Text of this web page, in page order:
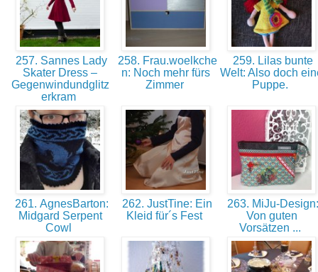
257. Sannes Lady
Skater Dress –
Gegenwindundglitz
erkram
258. Frau.woelkche
n: Noch mehr fürs
Zimmer
259. Lilas bunte
Welt: Also doch
Puppe.
261. AgnesBarton:
Midgard Serpent
Cowl
262. JustTine: Ein
Kleid für´s Fest
263. MiJu-Design:
Von guten
Vorsätzen ...